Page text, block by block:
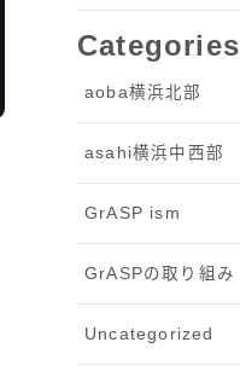
Categories
aoba横浜北部
asahi横浜中西部
GrASP ism
GrASPの取り組み
Uncategorized